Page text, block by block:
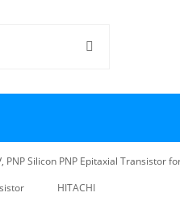
PNP Silicon PNP Epitaxial Transistor
HITACHI